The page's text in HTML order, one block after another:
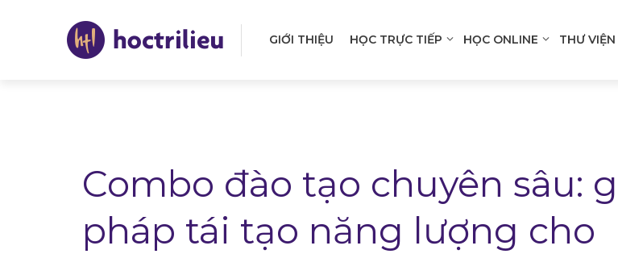
GIỚI THIỆU HỌC TRỰC TIẾP HỌC ONLINE THƯ
Combo đào tạo chuyên sâu:
pháp tái tạo năng lượng cho